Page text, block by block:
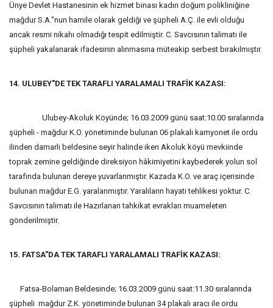
Ünye Devlet Hastanesinin ek hizmet binası kadın doğum polikliniğine
mağdur S.A."nun hamile olarak geldiği ve şüpheli A.Ç. ile evli olduğu
ancak resmi nikahı olmadığı tespit edilmiştir. C. Savcısının talimatı ile
şüpheli yakalanarak ifadesinin alınmasına müteakip serbest bırakılmıştır.
14. ULUBEY"DE TEK TARAFLI YARALAMALI TRAFİK KAZASI:
Ulubey-Akoluk Köyünde; 16.03.2009 günü saat:10.00 sıralarında
şüpheli - mağdur K.O. yönetiminde bulunan 06 plakalı kamyonet ile ordu
ilinden damarlı beldesine seyir halinde iken Akoluk köyü mevkiinde
toprak zemine geldiğinde direksiyon hâkimiyetini kaybederek yolun sol
tarafında bulunan dereye yuvarlanmıştır. Kazada K.O. ve araç içerisinde
bulunan mağdur E.G. yaralanmıştır. Yaralıların hayati tehlikesi yoktur. C.
Savcısının talimatı ile Hazırlanan tahkikat evrakları muameleten
gönderilmiştir.
15. FATSA"DA TEK TARAFLI YARALAMALI TRAFİK KAZASI:
Fatsa-Bolaman Beldesinde; 16.03.2009 günü saat:11.30 sıralarında
şüpheli  mağdur Z.K. yönetiminde bulunan 34 plakalı aracı ile ordu